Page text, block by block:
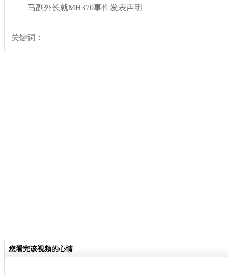
马副外长就MH370事件发表声明
关键词：
您看完该视频的心情